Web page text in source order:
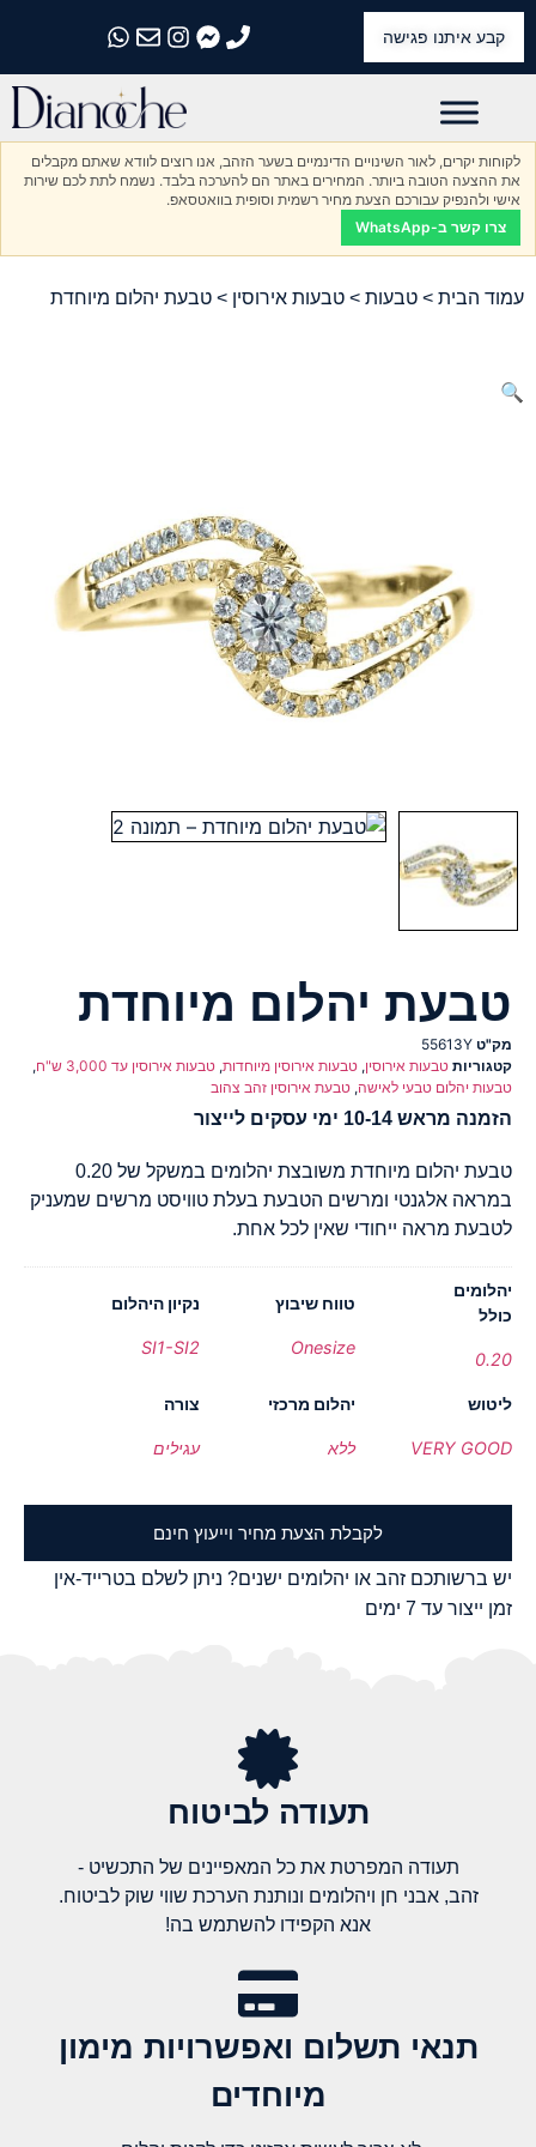
קבע איתנו פגישה
התקשרו אלינו
התקשרו אלינו
התקשרו אלינו
התקשרו אלינו
התקשרו אלינו
לקוחות יקרים, לאור השינויים הדינמיים בשער הזהב, אנו רוצים לוודא שאתם מקבלים
את ההצעה הטובה ביותר. המחירים באתר הם להערכה בלבד. נשמח לתת לכם שירות
אישי ולהנפיק עבורכם הצעת מחיר רשמית וסופית בוואטסאפ.
צרו קשר ב-WhatsApp
עמוד הבית > טבעות > טבעות אירוסין > טבעת יהלום מיוחדת
🔍
טבעת יהלום מיוחדת
מק"ט 55613Y
קטגוריות טבעות אירוסין, טבעות אירוסין מיוחדות, טבעות אירוסין עד 3,000 ש"ח
,
טבעות יהלום טבעי לאישה, טבעת אירוסין זהב צהוב
הזמנה מראש 10-14 ימי עסקים לייצור
טבעת יהלום מיוחדת משובצת יהלומים במשקל של 0.20
במראה אלגנטי ומרשים הטבעת בעלת טוויסט מרשים שמעניק
לטבעת מראה ייחודי שאין לכל אחת.
יהלומים
כולל
0.20
טווח שיבוץ
Onesize
נקיון היהלום
SI1-SI2
ליטוש
VERY GOOD
יהלום מרכזי
ללא
צורה
עגילים
לקבלת הצעת מחיר וייעוץ חינם
יש ברשותכם זהב או יהלומים ישנים? ניתן לשלם בטרייד-אין
זמן ייצור עד 7 ימים
תעודה לביטוח
תעודה המפרטת את כל המאפיינים של התכשיט -
זהב, אבני חן ויהלומים ונותנת הערכת שווי שוק לביטוח.
אנא הקפידו להשתמש בה!
תנאי תשלום ואפשרויות מימון
מיוחדים